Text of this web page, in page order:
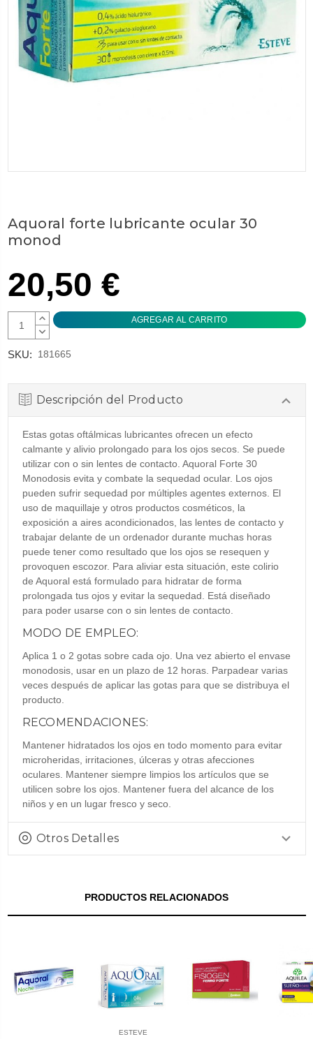
Aquoral forte lubricante ocular 30
monod
20,50 €
AUMENTAR
CANTIDAD:
DISMINUIR
SKU: 181665
Descripción del Producto
Estas gotas oftálmicas lubricantes ofrecen un efecto
calmante y alivio prolongado para los ojos secos. Se puede
utilizar con o sin lentes de contacto. Aquoral Forte 30
Monodosis evita y combate la sequedad ocular. Los ojos
pueden sufrir sequedad por múltiples agentes externos. El
uso de maquillaje y otros productos cosméticos, la
exposición a aires acondicionados, las lentes de contacto y
trabajar delante de un ordenador durante muchas horas
puede tener como resultado que los ojos se resequen y
provoquen escozor. Para aliviar esta situación, este colirio
de Aquoral está formulado para hidratar de forma
prolongada tus ojos y evitar la sequedad. Está diseñado
para poder usarse con o sin lentes de contacto.
MODO DE EMPLEO:
Aplica 1 o 2 gotas sobre cada ojo. Una vez abierto el envase
monodosis, usar en un plazo de 12 horas. Parpadear varias
veces después de aplicar las gotas para que se distribuya el
producto.
RECOMENDACIONES:
Mantener hidratados los ojos en todo momento para evitar
microheridas, irritaciones, úlceras y otras afecciones
oculares. Mantener siempre limpios los artículos que se
utilicen sobre los ojos. Mantener fuera del alcance de los
niños y en un lugar fresco y seco.
Otros Detalles
PRODUCTOS RELACIONADOS
ESTEVE